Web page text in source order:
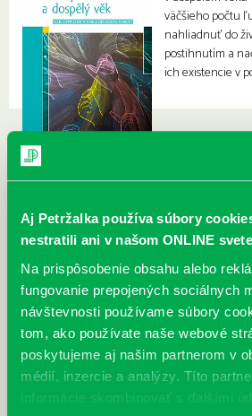
Aj Petržalka používa súbory
nestratili ani v našom ONLINE svete
Na prispôsobenie obsahu alebo
fungovanie prepojených sociálnych
návštevnosti používame súbory
tom, ako používate naše webové
poskytujeme aj našim partnerom v
médií, inzercie a analýzy. Títo
informácie skombinovať s ďalšími
väčšieho počtu
nahliadnuť do
postihnutím a
ich existencie v